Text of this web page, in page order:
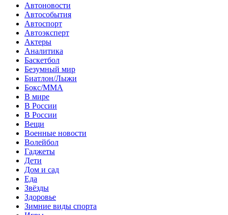
Автоновости
Автособытия
Автоспорт
Автоэксперт
Актеры
Аналитика
Баскетбол
Безумный мир
Биатлон/Лыжи
Бокс/MMA
В мире
В России
В России
Вещи
Военные новости
Волейбол
Гаджеты
Дети
Дом и сад
Еда
Звёзды
Здоровье
Зимние виды спорта